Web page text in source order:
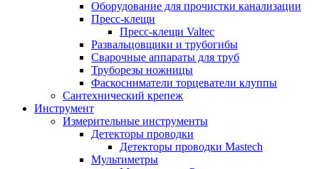
Оборудование для прочистки канализации
Пресс-клещи
Пресс-клещи Valtec
Развальцовщики и трубогибы
Сварочные аппараты для труб
Труборезы ножницы
Фаскосниматели торцеватели клуппы
Сантехнический крепеж
Инструмент
Измерительные инструменты
Детекторы проводки
Детекторы проводки Mastech
Мультиметры